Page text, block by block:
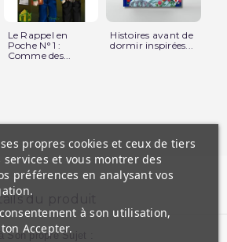
Le Rappel en
Poche N°1 :
Comme des...
Histoires avant de
dormir inspirées...
du produit
Son propre Sujet :
propres cookies et ceux de tiers
et vous montrer des
préférences en analysant vos
à son utilisation,
Accepter.